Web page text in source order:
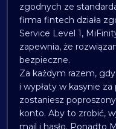
zgodnych ze
firma fintech działa
Service Level 1,
zapewnia, że
bezpieczne.
Za każdym razem,
i wypłaty w kasynie
zostaniesz
konto. Aby to zrobić,
mail i hasło. Ponadto